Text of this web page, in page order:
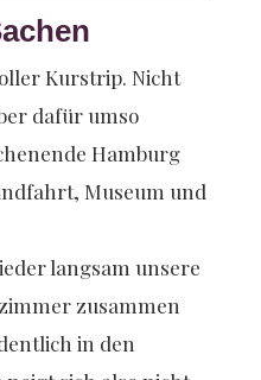
Kurstrip. Nicht
dafür umso
Hamburg
Museum und
langsam unsere
zusammen
in den